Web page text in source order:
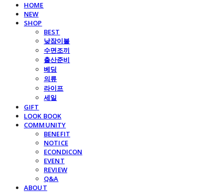
HOME
NEW
SHOP
BEST
낮잠이불
수면조끼
출산준비
베딩
의류
라이프
세일
GIFT
LOOK BOOK
COMMUNITY
BENEFIT
NOTICE
ECONDICON
EVENT
REVIEW
Q&A
ABOUT